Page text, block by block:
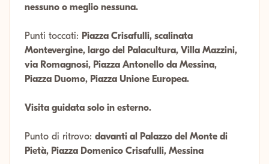
nessuno o meglio nessuna.
Punti toccati: Piazza Crisafulli, scalinata
Montevergine, largo del Palacultura, Villa Mazzini,
via Romagnosi, Piazza Antonello da Messina,
Piazza Duomo, Piazza Unione Europea.
Visita guidata solo in esterno.
Punto di ritrovo: davanti al Palazzo del Monte di
Pietà, Piazza Domenico Crisafulli, Messina